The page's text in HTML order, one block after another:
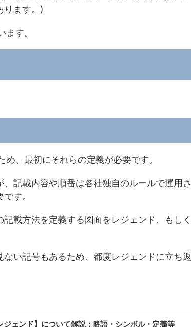
ります。)
す。
、最初にそれらの定義が必要です。
記載内容や順番は各社独自のルールで運用さ
す。
載方法を定義する図面をレジェンド、もしく
い記号もあるため、都度レジェンドに立ち返
ジェンド】について解説：略語・シンボル・定義等